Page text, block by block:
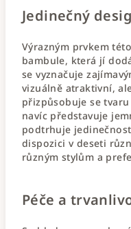
Jedinečný
Výrazným prvkem
bambule, která jí
se vyznačuje
vizuálně atraktivní,
přizpůsobuje se
navíc představuje
podtrhuje
dispozici v deseti
různým stylům a
Péče a